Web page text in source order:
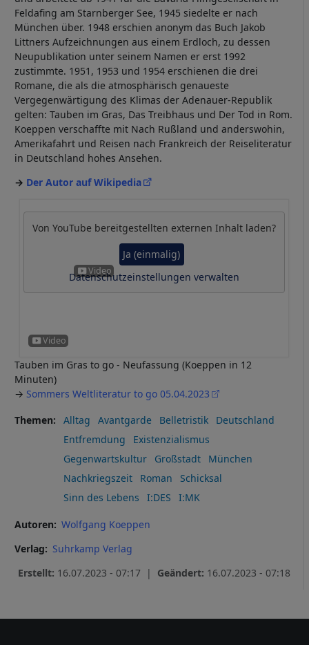
Feldafing am Starnberger See, 1945 siedelte er nach
München über. 1948 erschien anonym das Buch Jakob
Littners Aufzeichnungen aus einem Erdloch, zu dessen
Neupublikation unter seinem Namen er erst 1992
zustimmte. 1951, 1953 und 1954 erschienen die drei
Romane, die als die atmosphärisch genaueste
Vergegenwärtigung des Klimas der Adenauer-Republik
gelten: Tauben im Gras, Das Treibhaus und Der Tod in Rom.
Koeppen verschaffte mit Nach Rußland und anderswohin,
Amerikafahrt und Reisen nach Frankreich der Reiseliteratur
in Deutschland hohes Ansehen.
Der Autor auf Wikipedia
Von YouTube bereitgestellten externen Inhalt laden?
Ja (einmalig)
Datenschutzeinstellungen verwalten
Tauben im Gras to go - Neufassung (Koeppen in 12
Minuten)
→ Sommers Weltliteratur to go 05.04.2023
Themen Alltag Avantgarde Belletristik
Deutschland
Entfremdung
Existenzialismus
Gegenwartskultur
Großstadt
München
Nachkriegszeit
Roman
Schicksal
Sinn des Lebens
I:DES I:MK
Autoren
Wolfgang Koeppen
Verlag
Suhrkamp Verlag
Erstellt: 16.07.2023 - 07:17 | Geändert: 16.07.2023 - 07:18
Cookies